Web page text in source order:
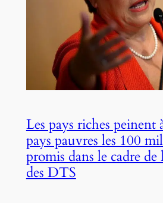
Les pays riches peinent
pays pauvres les 100
promis dans le cadre
des DTS